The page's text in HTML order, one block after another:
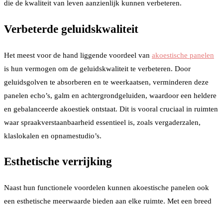
die de kwaliteit van leven aanzienlijk kunnen verbeteren.
Verbeterde geluidskwaliteit
Het meest voor de hand liggende voordeel van akoestische panelen
is hun vermogen om de geluidskwaliteit te verbeteren. Door
geluidsgolven te absorberen en te weerkaatsen, verminderen deze
panelen echo’s, galm en achtergrondgeluiden, waardoor een heldere
en gebalanceerde akoestiek ontstaat. Dit is vooral cruciaal in ruimten
waar spraakverstaanbaarheid essentieel is, zoals vergaderzalen,
klaslokalen en opnamestudio’s.
Esthetische verrijking
Naast hun functionele voordelen kunnen akoestische panelen ook
een esthetische meerwaarde bieden aan elke ruimte. Met een breed